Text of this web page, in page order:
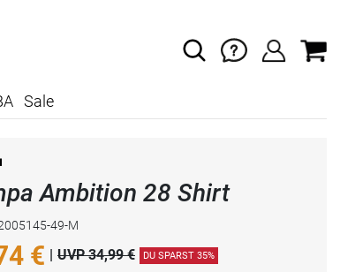
Sale
Ambition 28 Shirt
49-M
€ | UVP 34,99 € DU SPARST 35%